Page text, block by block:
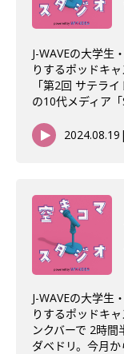
J-WAVEの大学生
りするポッドキ
「第2回 サテラ
の10代メディア
2024.08.19 |
J-WAVEの大学生
りするポッドキ
ンクバーで 2時
ダベドリ。今月か